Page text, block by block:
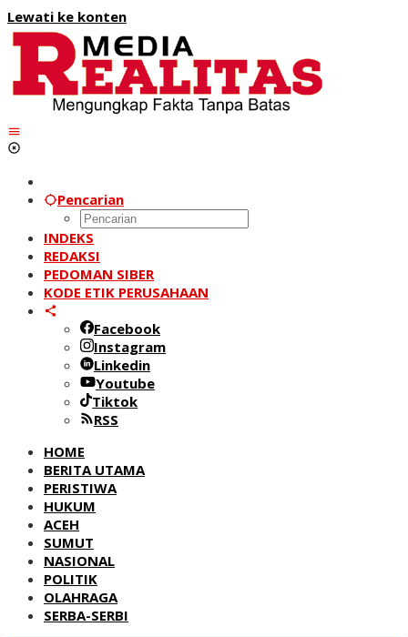
Lewati ke konten
Pencarian
INDEKS
REDAKSI
PEDOMAN SIBER
KODE ETIK PERUSAHAAN
Facebook
Instagram
Linkedin
Youtube
Tiktok
RSS
HOME
BERITA UTAMA
PERISTIWA
HUKUM
ACEH
SUMUT
NASIONAL
POLITIK
OLAHRAGA
SERBA-SERBI